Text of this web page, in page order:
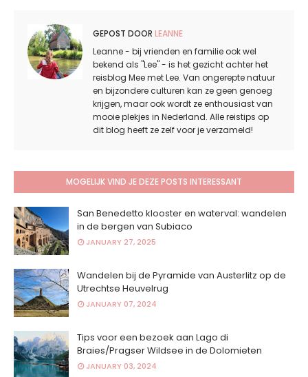
GEPOST DOOR LEANNE
Leanne - bij vrienden en familie ook wel
bekend als "Lee" - is het gezicht achter het
reisblog Mee met Lee. Van ongerepte natuur
en bijzondere culturen kan ze geen genoeg
krijgen, maar ook wordt ze enthousiast van
mooie plekjes in Nederland. Alle reistips op
dit blog heeft ze zelf voor je verzameld!
MOGELIJK VIND JE DEZE POSTS INTERESSANT
San Benedetto klooster en waterval: wandelen
in de bergen van Subiaco
JANUARY 27, 2025
Wandelen bij de Pyramide van Austerlitz op de
Utrechtse Heuvelrug
JANUARY 07, 2024
Tips voor een bezoek aan Lago di
Braies/Pragser Wildsee in de Dolomieten
JANUARY 03, 2024